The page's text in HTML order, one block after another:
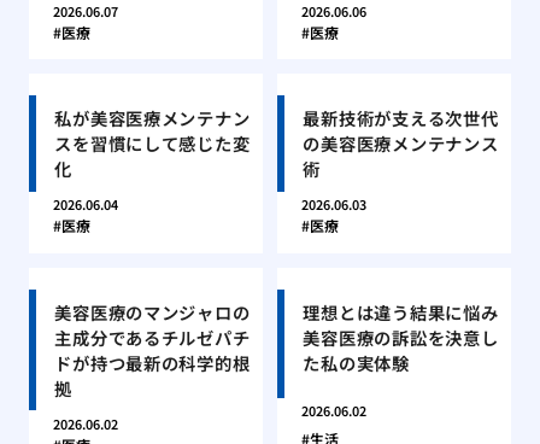
2026.06.07
医療
2026.06.06
医療
私が美容医療メンテナン
スを習慣にして感じた変
化
2026.06.04
医療
最新技術が支える次世代
の美容医療メンテナンス
術
2026.06.03
医療
美容医療のマンジャロの
主成分であるチルゼパチ
ドが持つ最新の科学的根
拠
2026.06.02
理想とは違う結果に悩み
美容医療の訴訟を決意し
た私の実体験
2026.06.02
生活